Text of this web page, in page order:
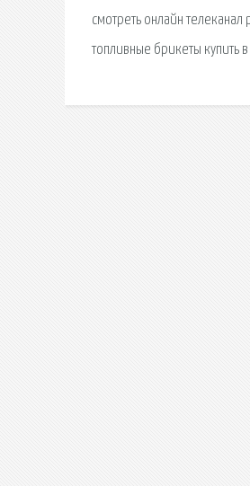
смотреть онлайн телеканал
топливные брикеты купить